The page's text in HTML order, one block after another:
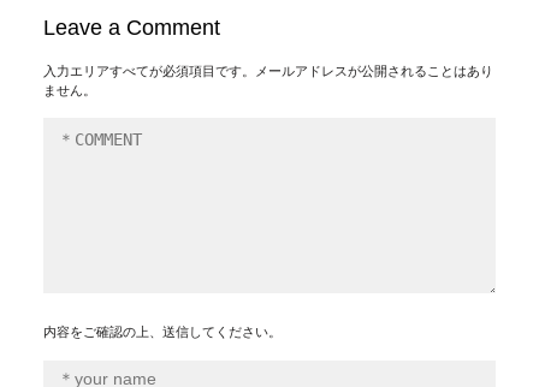
Leave a Comment
入力エリアすべてが必須項目です。メールアドレスが公開されることはあり
ません。
内容をご確認の上、送信してください。